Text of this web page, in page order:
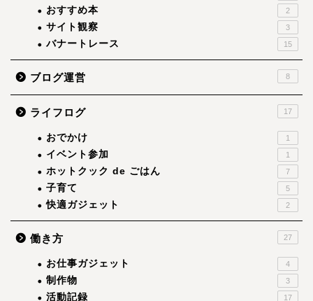
おすすめ本 2
サイト観察 3
バナートレース 15
ブログ運営 8
ライフログ 17
おでかけ 1
イベント参加 1
ホットクック de ごはん 7
子育て 5
快適ガジェット 2
働き方 27
お仕事ガジェット 4
制作物 3
活動記録 17